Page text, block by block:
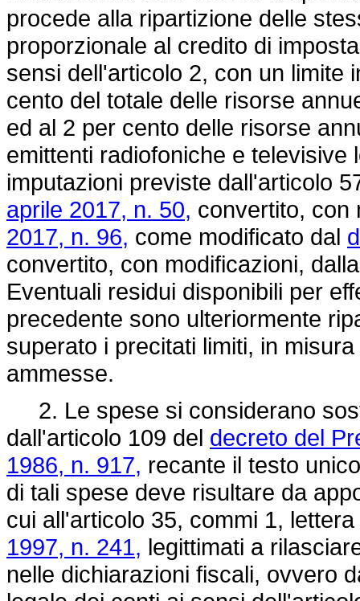
procede alla ripartizione delle
proporzionale al credito di
sensi dell'articolo 2, con un limite
cento del totale delle risorse
ed al 2 per cento delle risorse
emittenti radiofoniche e
imputazioni previste dall'articolo
aprile 2017, n. 50, convertito, con
2017, n. 96, come modificato dal
convertito, con modificazioni,
Eventuali residui disponibili per
precedente sono ulteriormente
superato i precitati limiti, in
ammesse.
2. Le spese si considerano
dall'articolo 109 del decreto del
1986, n. 917, recante il testo
di tali spese deve risultare da
cui all'articolo 35, commi 1,
1997, n. 241, legittimati a
nelle dichiarazioni fiscali, ovvero